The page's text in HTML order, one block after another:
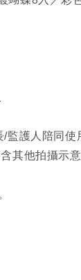
護人陪同使
其他拍攝示意